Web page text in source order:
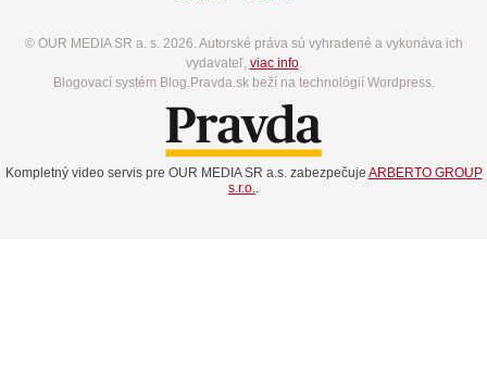
© OUR MEDIA SR a. s. 2026. Autorské práva sú vyhradené a vykonáva ich
vydavateľ, viac info.
Blogovací systém Blog.Pravda.sk beží na technológií Wordpress.
Kompletný video servis pre OUR MEDIA SR a.s. zabezpečuje ARBERTO GROUP
s.r.o..